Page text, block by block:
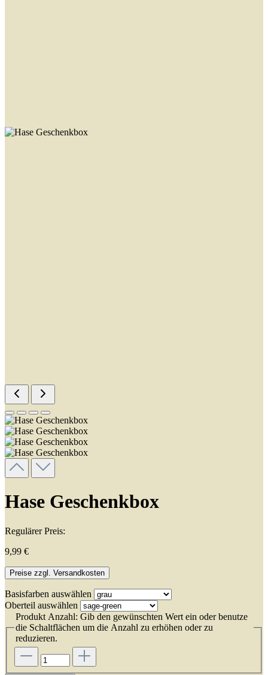
Hase Geschenkbox
Regulärer Preis:
9,99 €
Preise zzgl. Versandkosten
Basisfarben auswählen
Oberteil auswählen
Produkt Anzahl: Gib den gewünschten Wert ein oder benutze
die Schaltflächen um die Anzahl zu erhöhen oder zu
reduzieren.